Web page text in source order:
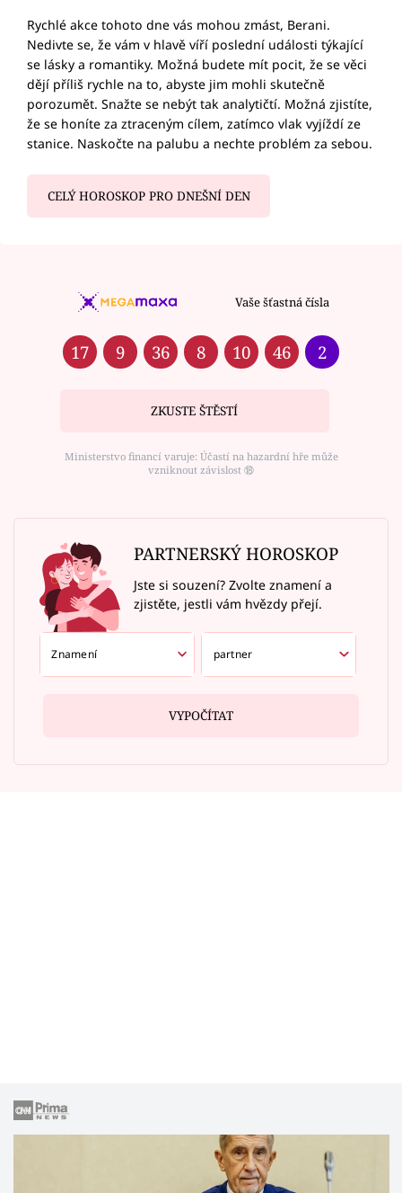
Rychlé akce tohoto dne vás mohou zmást, Berani.
Nedivte se, že vám v hlavě víří poslední události týkající
se lásky a romantiky. Možná budete mít pocit, že se věci
dějí příliš rychle na to, abyste jim mohli skutečně
porozumět. Snažte se nebýt tak analytičtí. Možná zjistíte,
že se honíte za ztraceným cílem, zatímco vlak vyjíždí ze
stanice. Naskočte na palubu a nechte problém za sebou.
CELÝ HOROSKOP PRO DNEŠNÍ DEN
Vaše šťastná čísla
17 9 36 8 10 46 2
ZKUSTE ŠTĚSTÍ
Ministerstvo financí varuje: Účastí na hazardní hře může
vzniknout závislost ⑱
PARTNERSKÝ HOROSKOP
Jste si souzení? Zvolte znamení a
zjistěte, jestli vám hvězdy přejí.
VYPOČÍTAT